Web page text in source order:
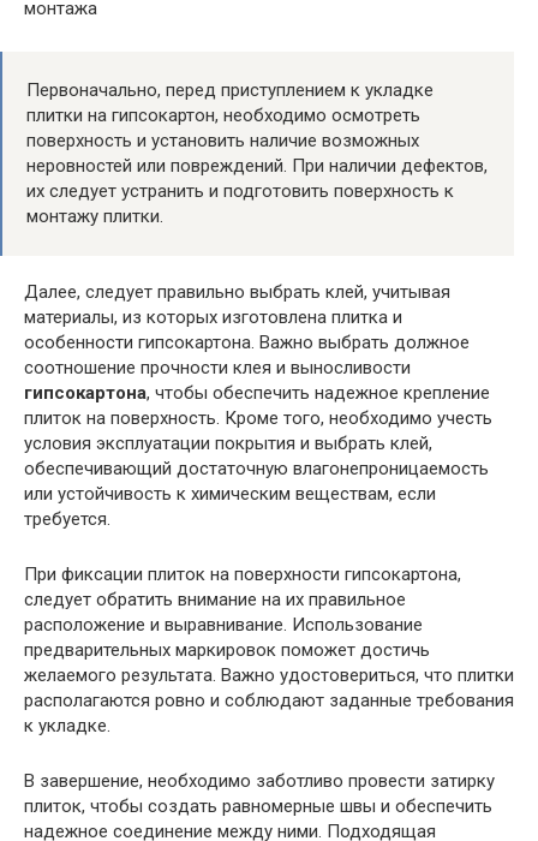
Первоначально, перед приступлением к укладке
плитки на гипсокартон, необходимо осмотреть
поверхность и установить наличие возможных
неровностей или повреждений. При наличии дефектов,
их следует устранить и подготовить поверхность к
монтажу плитки.
Далее, следует правильно выбрать клей, учитывая
материалы, из которых изготовлена плитка и
особенности гипсокартона. Важно выбрать должное
соотношение прочности клея и выносливости
гипсокартона, чтобы обеспечить надежное крепление
плиток на поверхность. Кроме того, необходимо учесть
условия эксплуатации покрытия и выбрать клей,
обеспечивающий достаточную влагонепроницаемость
или устойчивость к химическим веществам, если
требуется.
При фиксации плиток на поверхности гипсокартона,
следует обратить внимание на их правильное
расположение и выравнивание. Использование
предварительных маркировок поможет достичь
желаемого результата. Важно удостовериться, что плитки
располагаются ровно и соблюдают заданные требования
к укладке.
В завершение, необходимо заботливо провести затирку
плиток, чтобы создать равномерные швы и обеспечить
надежное соединение между ними. Подходящая